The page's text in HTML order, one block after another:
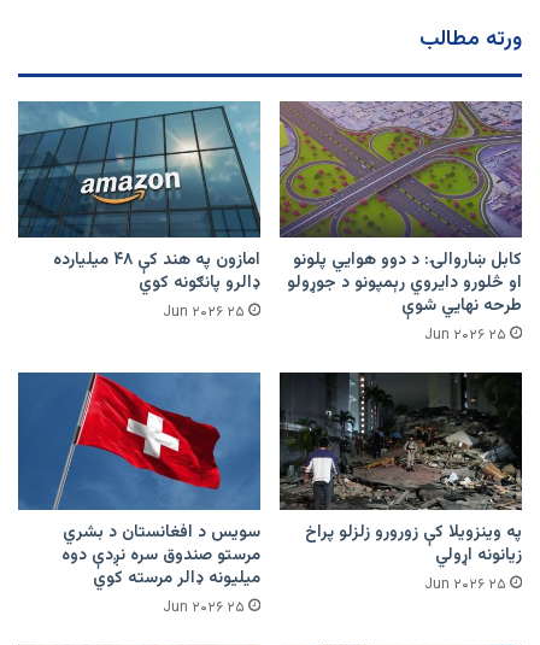
ورته مطالب
کابل ښاروالۍ: د دوو هوايي پلونو
او څلورو دایروي رېمپونو د جوړولو
طرحه نهایي شوې
۲۵ Jun ۲۰۲۶
امازون په هند کې ۴۸ میلیارده
ډالرو پانګونه کوي
۲۵ Jun ۲۰۲۶
په وینزویلا کې زورورو زلزلو پراخ
زیانونه اړولي
۲۵ Jun ۲۰۲۶
سویس د افغانستان د بشري
مرستو صندوق سره نږدې دوه
میلیونه ډالر مرسته کوي
۲۵ Jun ۲۰۲۶